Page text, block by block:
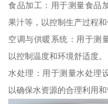
食品加工：用于测量食品
果汁等，以控制生产过程和
空调与供暖系统：用于测
以控制温度和环境舒适度。
水处理：用于测量水处理
以确保水资源的合理利用和